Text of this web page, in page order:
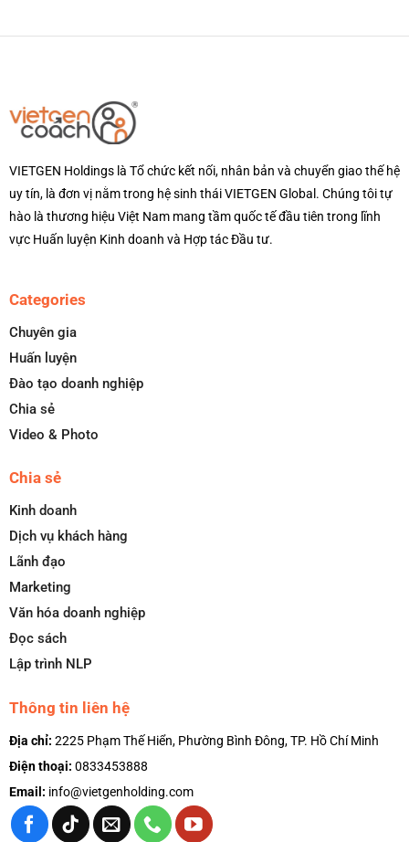
VIETGEN Holdings là Tổ chức kết nối, nhân bản và chuyển giao thế hệ
uy tín, là đơn vị nằm trong hệ sinh thái VIETGEN Global. Chúng tôi tự
hào là thương hiệu Việt Nam mang tầm quốc tế đầu tiên trong lĩnh
vực Huấn luyện Kinh doanh và Hợp tác Đầu tư.
Categories
Chuyên gia
Huấn luyện
Đào tạo doanh nghiệp
Chia sẻ
Video & Photo
Chia sẻ
Kinh doanh
Dịch vụ khách hàng
Lãnh đạo
Marketing
Văn hóa doanh nghiệp
Đọc sách
Lập trình NLP
Thông tin liên hệ
Địa chỉ: 2225 Phạm Thế Hiển, Phường Bình Đông, TP. Hồ Chí Minh
Điện thoại: 0833453888
Email: info@vietgenholding.com